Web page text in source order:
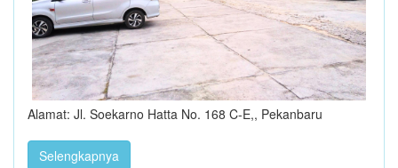
Alamat: Jl. Soekarno Hatta No. 168 C-E,, Pekanbaru
Selengkapnya